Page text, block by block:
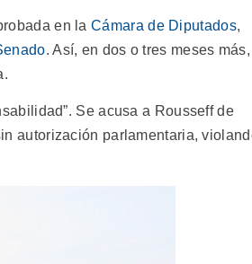
en laCámara de Diputados,
. Así, en dos o tres meses más,
Se acusa a Rousseff de
autorización parlamentaria,